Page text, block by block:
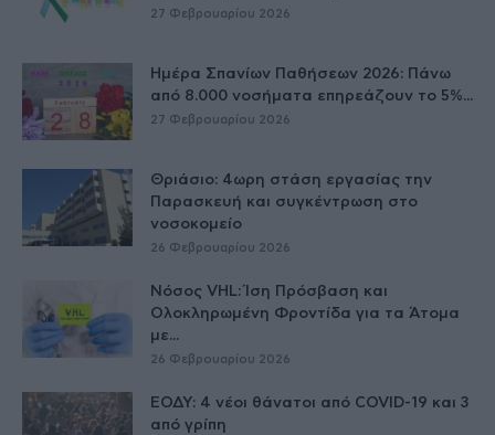
27 Φεβρουαρίου 2026
Ημέρα Σπανίων Παθήσεων 2026: Πάνω
από 8.000 νοσήματα επηρεάζουν το 5%...
27 Φεβρουαρίου 2026
Θριάσιο: 4ωρη στάση εργασίας την
Παρασκευή και συγκέντρωση στο
νοσοκομείο
26 Φεβρουαρίου 2026
Νόσος VHL: Ίση Πρόσβαση και
Ολοκληρωμένη Φροντίδα για τα Άτομα
με...
26 Φεβρουαρίου 2026
ΕΟΔΥ: 4 νέοι θάνατοι από COVID-19 και 3
από γρίπη